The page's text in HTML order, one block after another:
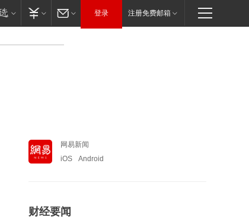
登录 注册免费邮箱
网易新闻
iOS
Android
财经要闻